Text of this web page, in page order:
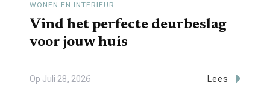
WONEN EN INTERIEUR
Vind het perfecte deurbeslag
voor jouw huis
Op Juli 28, 2026 Lees